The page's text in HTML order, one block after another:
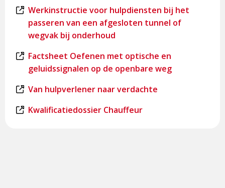
Dit
is
een
pagina
Werkinstructie voor hulpdiensten bij het
passeren van een afgesloten tunnel of
wegvak bij onderhoud
Dit
is
externe
pagina
Factsheet Oefenen met optische en
geluidssignalen op de openbare weg
Dit
een
Van hulpverlener naar verdachte
Dit
Kwalificatiedossier Chauffeur